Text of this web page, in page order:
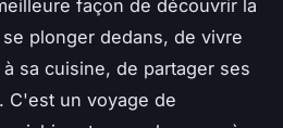
façon de découvrir la
plonger dedans, de vivre
sa cuisine, de partager ses
C'est un voyage de